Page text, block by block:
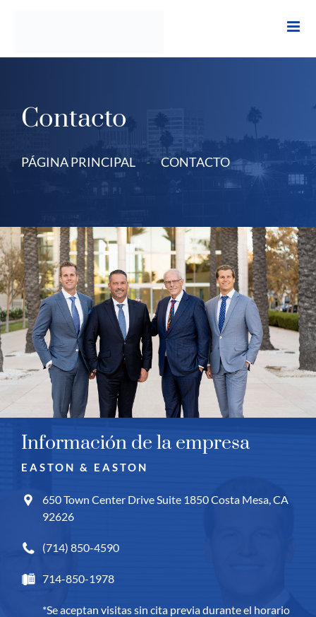
Contacto
PÁGINA PRINCIPAL - CONTACTO
Información de la empresa
EASTON & EASTON
650 Town Center Drive Suite 1850Costa Mesa, CA
92626
(714) 850-4590
714-850-1978
*Se aceptan visitas sin cita previa durante el horario